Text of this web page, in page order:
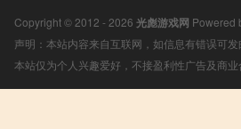
Copyright © 2012 - 2026 光彪游戏网 Powered
声明：本站内容来自互联网，如信息有错误可
本站仅为个人兴趣爱好，不接盈利性广告及商业